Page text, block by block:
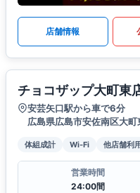
店舗情報
チョコザップ大町東
安芸矢口駅から車で6分
広島県広島市安佐南区大
体組成計 Wi-Fi 他店舗利用
営業時間
24:00間